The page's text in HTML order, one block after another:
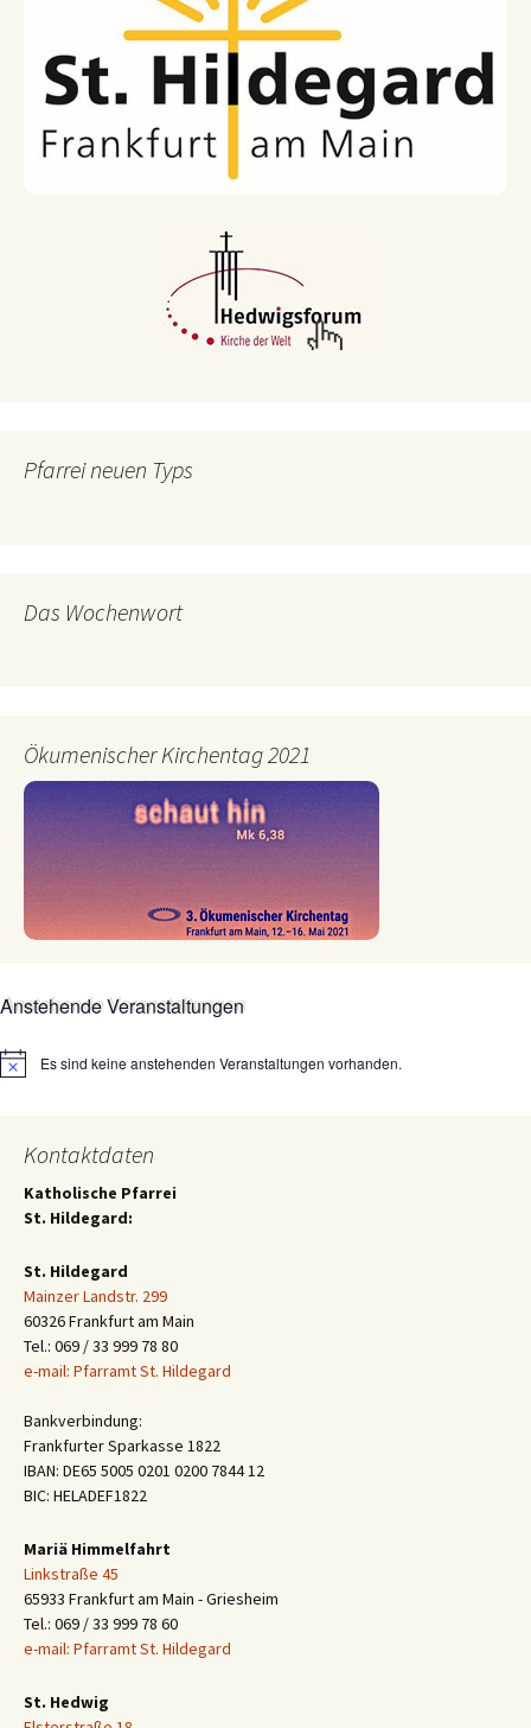
Pfarrei neuen Typs
Das Wochenwort
Ökumenischer Kirchentag 2021
Anstehende Veranstaltungen
HinweisEs sind keine anstehenden Veranstaltungen vorhanden.
Kontaktdaten
Katholische Pfarrei
St. Hildegard:
St. Hildegard
Mainzer Landstr. 299
60326 Frankfurt am Main
Tel.: 069 / 33 999 78 80
e-mail: Pfarramt St. Hildegard
Bankverbindung:
Frankfurter Sparkasse 1822
IBAN: DE65 5005 0201 0200 7844 12
BIC: HELADEF1822
Mariä Himmelfahrt
Linkstraße 45
65933 Frankfurt am Main - Griesheim
Tel.: 069 / 33 999 78 60
e-mail: Pfarramt St. Hildegard
St. Hedwig